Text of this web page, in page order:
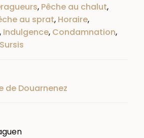
, Pêche au chalut,
au sprat, Horaire,
, Indulgence, Condamnation,
Sursis
de Douarnenez